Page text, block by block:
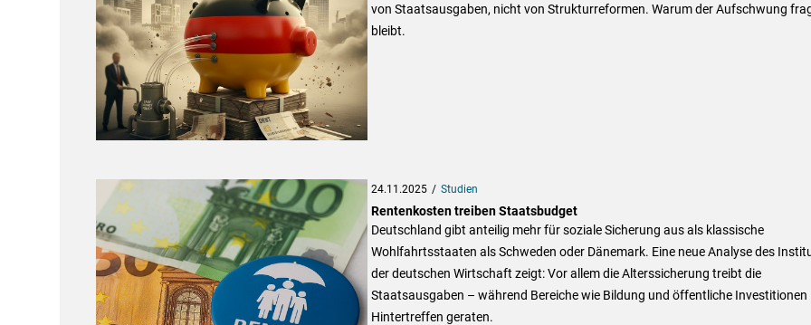
von Staatsausgaben, nicht von Strukturreformen. Warum der Aufschwung
bleibt.
24.11.2025 Studien
Rentenkosten treiben Staatsbudget
Deutschland gibt anteilig mehr für soziale Sicherung aus als klassische
Wohlfahrtsstaaten als Schweden oder Dänemark. Eine neue Analyse des
der deutschen Wirtschaft zeigt: Vor allem die Alterssicherung treibt die
Staatsausgaben – während Bereiche wie Bildung und öffentliche Investitionen
Hintertreffen geraten.